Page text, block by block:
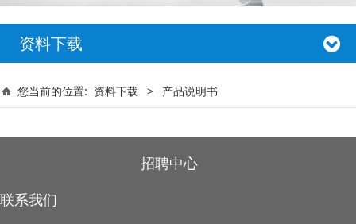
资料下载
您当前的位置: 资料下载 > 产品说明书
招聘中心
联系我们